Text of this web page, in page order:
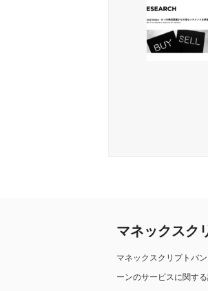
マネックスク
マネックスクリプトバ
ーンのサービスに関す